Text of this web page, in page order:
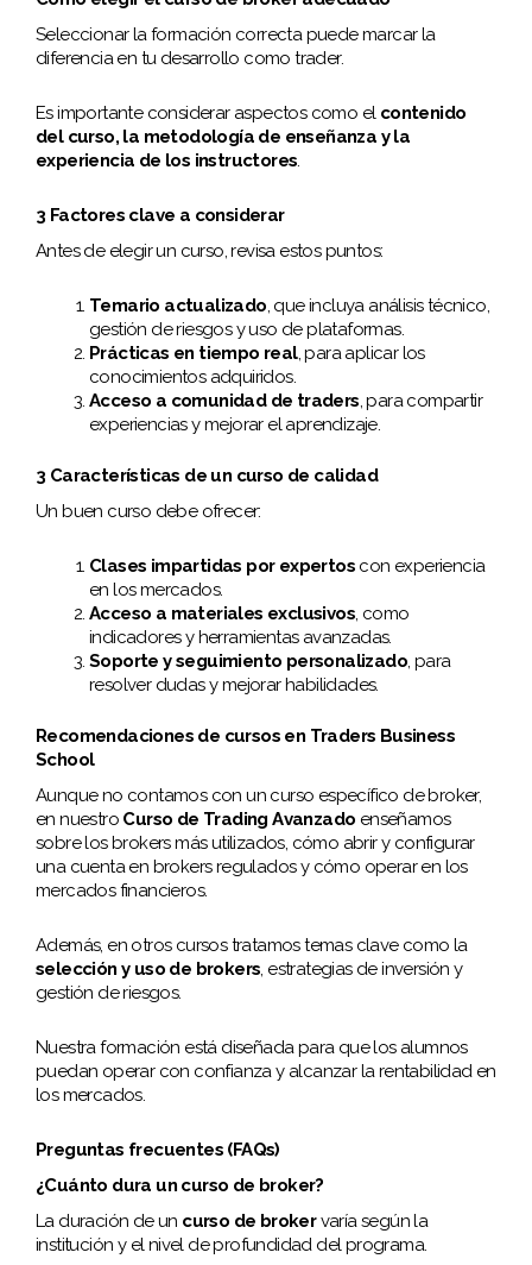
Seleccionar la formación correcta puede marcar la
diferencia en tu desarrollo como trader.
Es importante considerar aspectos como el contenido
del curso, la metodología de enseñanza y la
experiencia de los instructores.
3 Factores clave a considerar
Antes de elegir un curso, revisa estos puntos:
Temario actualizado, que incluya análisis técnico,
gestión de riesgos y uso de plataformas.
Prácticas en tiempo real, para aplicar los
conocimientos adquiridos.
Acceso a comunidad de traders, para compartir
experiencias y mejorar el aprendizaje.
3 Características de un curso de calidad
Un buen curso debe ofrecer:
Clases impartidas por expertos con experiencia
en los mercados.
Acceso a materiales exclusivos, como
indicadores y herramientas avanzadas.
Soporte y seguimiento personalizado, para
resolver dudas y mejorar habilidades.
Recomendaciones de cursos en Traders Business
School
Aunque no contamos con un curso específico de broker,
en nuestro Curso de Trading Avanzado enseñamos
sobre los brokers más utilizados, cómo abrir y configurar
una cuenta en brokers regulados y cómo operar en los
mercados financieros.
Además, en otros cursos tratamos temas clave como la
selección y uso de brokers, estrategias de inversión y
gestión de riesgos.
Nuestra formación está diseñada para que los alumnos
puedan operar con confianza y alcanzar la rentabilidad en
los mercados.
Preguntas frecuentes (FAQs)
¿Cuánto dura un curso de broker?
La duración de un curso de brokervaría según la
institución y el nivel de profundidad del programa.